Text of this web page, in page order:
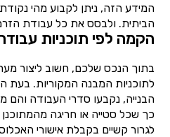
המידע הזה, ניתן לקבוע מהי
הביתית. ולבסס את כל עבודת
הקמה לפי תוכניות
בתוך הנכס שלכם, חשוב ליצור
לתוכניות המבנה המקוריות. בעת
הבנייה, נקבעו סדרי העבודה והם
כך שכל סטייה או חריגה
לגרור קשיים בקבלת אישורי